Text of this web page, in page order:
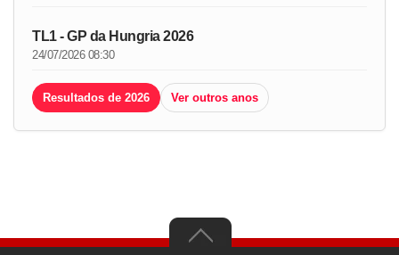
TL1 - GP da Hungria 2026
24/07/2026 08:30
Resultados de 2026 Ver outros anos